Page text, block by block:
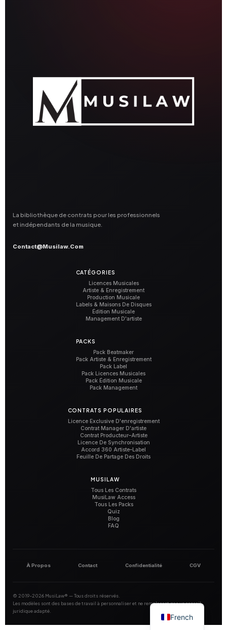
La bibliothèque de contrats pour les professionnels
et indépendants de la musique.
Contact@musilaw.com
CATÉGORIES
Licences Musicales
Artiste & Enregistrement
Production Musicale
Labels & Maisons De Disques
Édition Musicale
Management D'artiste
PACKS
Pack Beatmaker
Pack Artiste & Enregistrement
Pack Label
Pack Licences Musicales
Pack Édition Musicale
Pack Management
CONTRATS POPULAIRES
Licence Exclusive D'enregistrement
Contrat Manager D'artiste
Contrat Producteur–Artiste
Licence De Synchronisation
Accord 360 Artiste–Label
Feuille De Partage Des Droits
MUSILAW
Tous Les Contrats
MusiLaw Access
Tous Les Packs
Quiz
Blog
FAQ
À Propos Contact Confidentialité CGV
© 2019–2026 MusiLaw® — Tous droits réservés.
Les modèles sont des bases de travail à personnaliser et ne remplacent pas un conseil
juridique adapté.
French